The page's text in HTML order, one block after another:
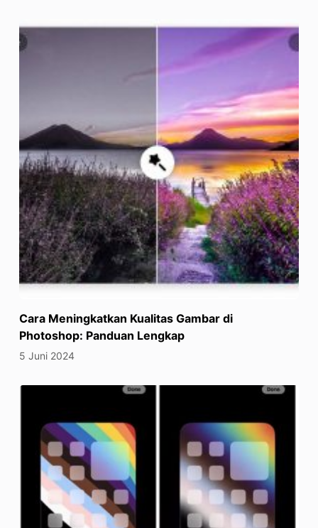
Cara Meningkatkan Kualitas Gambar di
Photoshop: Panduan Lengkap
5 Juni 2024